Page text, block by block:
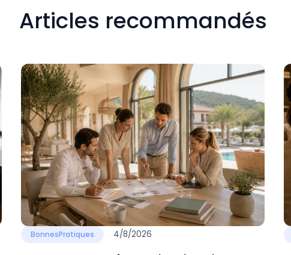
Articles recommandés
BonnesPratiques 4/8/2026